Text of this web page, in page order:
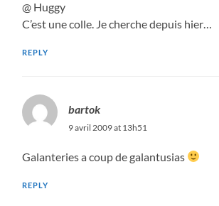
@ Huggy
C’est une colle. Je cherche depuis hier…
REPLY
bartok
9 avril 2009 at 13h51
Galanteries a coup de galantusias
REPLY